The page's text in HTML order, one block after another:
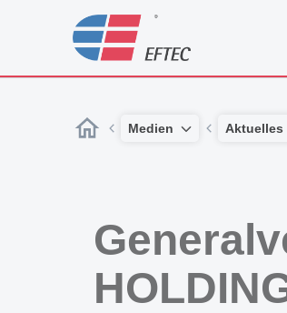
Medien Aktuelles